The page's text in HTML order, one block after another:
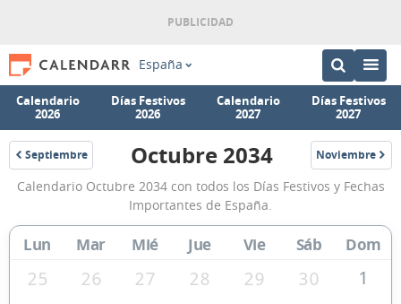
España
Calendario
2026
Días Festivos
2026
Calendario
2027
Días Festivos
2027
Septiembre
2034
Calendario
Octubre
2034
de
España
Octubre 2034 Noviembre
2034
Calendario Octubre 2034 con todos los Días Festivos y Fechas
Importantes de España.
Lun Mar Mié Jue Vie Sáb Dom
25 26 27 28 29 30
1